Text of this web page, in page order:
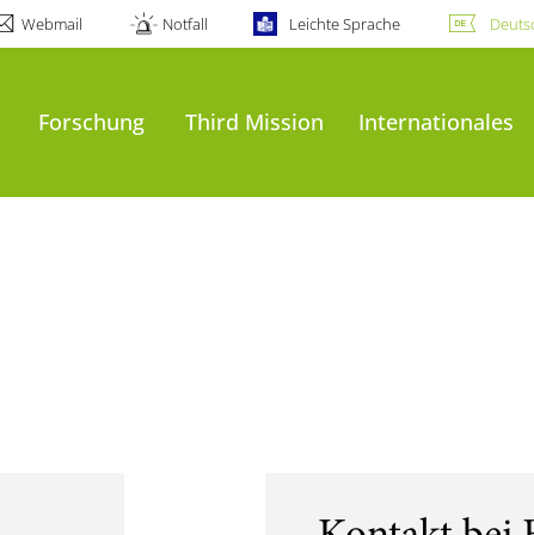
Webmail Notfall Leichte Sprache
Forschung Third Mission Internationales